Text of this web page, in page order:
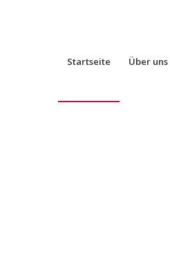
Startseite Über uns